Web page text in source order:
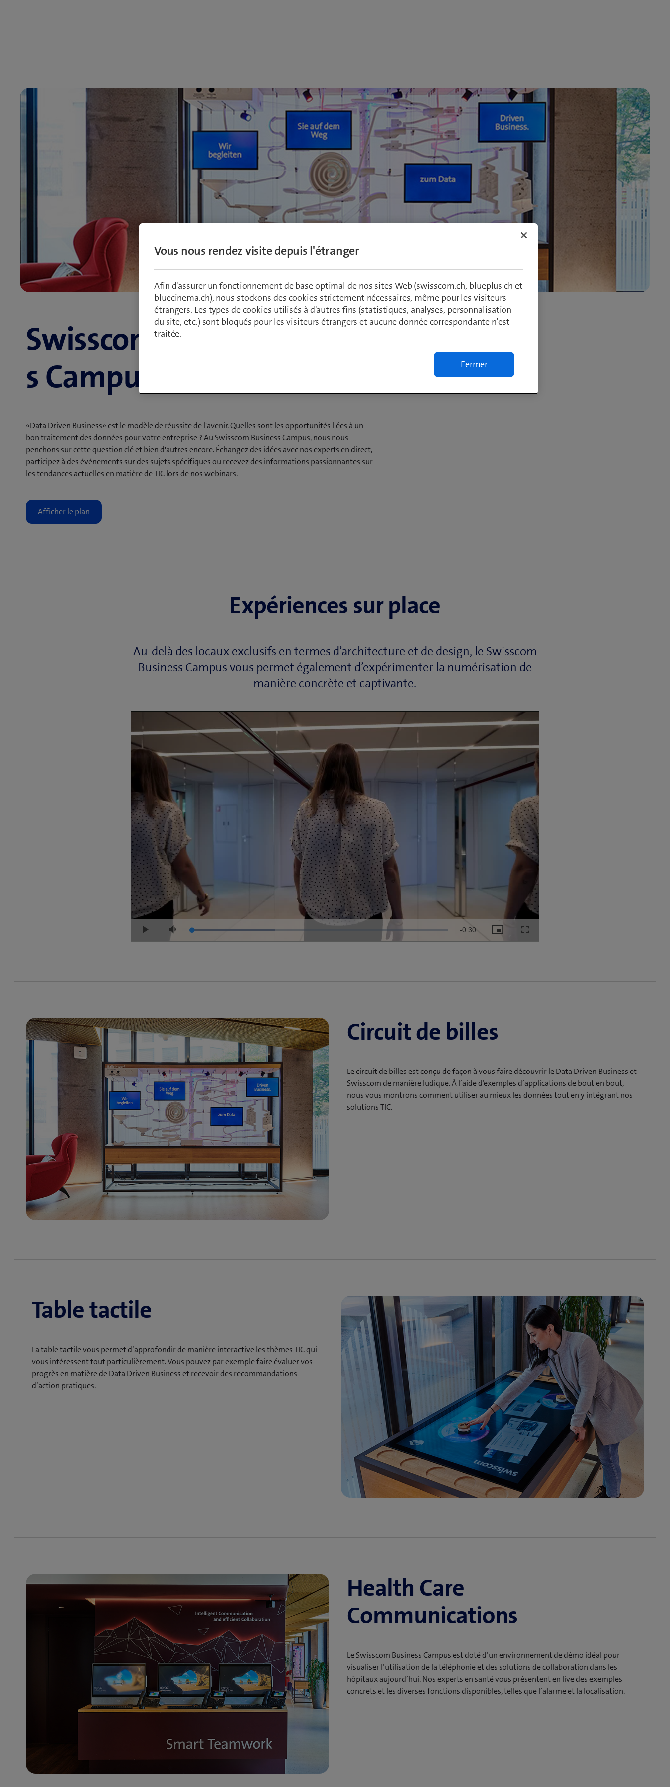
Swisscom Busines
s Campus
«Data Driven Business» est le modèle de réussite de l'avenir. Quelles sont les opportunités liées à un
bon traitement des données pour votre entreprise ? Au Swisscom Business Campus, nous nous
penchons sur cette question clé et bien d'autres encore. Échangez des idées avec nos experts en direct,
participez à des événements sur des sujets spécifiques ou recevez des informations passionnantes sur
les tendances actuelles en matière de TIC lors de nos webinars.
Expériences sur place
Au-delà des locaux exclusifs en termes d’architecture et de design, le Swisscom
Business Campus vous permet également d’expérimenter la numérisation de
manière concrète et captivante.
Play Mute Loaded:
32.63%
Remaining
-0:30
Picture-
in-
Fullscreen
Circuit de billes
Le circuit de billes est conçu de façon à vous faire découvrir le Data Driven Business et
Swisscom de manière ludique. À l’aide d’exemples d’applications de bout en bout,
nous vous montrons comment utiliser au mieux les données tout en y intégrant nos
solutions TIC.
Table tactile
La table tactile vous permet d’approfondir de manière interactive les thèmes TIC qui
vous intéressent tout particulièrement. Vous pouvez par exemple faire évaluer vos
progrès en matière de Data Driven Business et recevoir des recommandations
d’action pratiques.
Health Care
Communications
Le Swisscom Business Campus est doté d’un environnement de démo idéal pour
visualiser l’utilisation de la téléphonie et des solutions de collaboration dans les
hôpitaux aujourd’hui. Nos experts en santé vous présentent en live des exemples
concrets et les diverses fonctions disponibles, telles que l’alarme et la localisation.
Vous nous rendez visite depuis l'étranger
Afin d'assurer un fonctionnement de base optimal de nos sites Web (swisscom.ch, blueplus.ch et
bluecinema.ch), nous stockons des cookies strictement nécessaires, même pour les visiteurs
étrangers. Les types de cookies utilisés à d'autres fins (statistiques, analyses, personnalisation
du site, etc.) sont bloqués pour les visiteurs étrangers et aucune donnée correspondante n'est
traitée.
Fermer